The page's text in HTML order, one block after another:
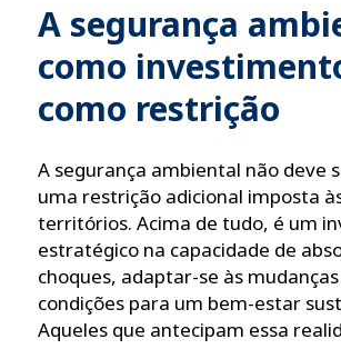
A segurança
como
como restrição
A segurança ambiental não deve
uma restrição adicional imposta
territórios. Acima de tudo, é um
estratégico na capacidade de
choques, adaptar-se às
condições para um bem-estar
Aqueles que antecipam essa